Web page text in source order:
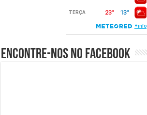
Encontre-nos no Facebook